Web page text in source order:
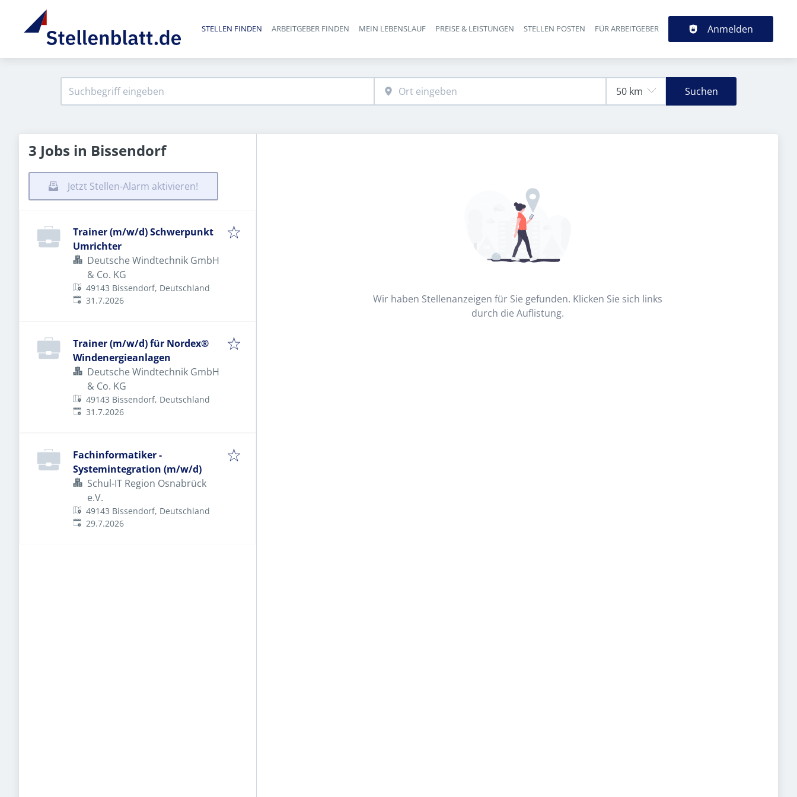
Haupt-Navigation
STELLEN FINDEN ARBEITGEBER FINDEN MEIN LEBENSLAUF PREISE & LEISTUNGEN STELLEN POSTEN FÜR ARBEITGEBER Anmelden
Suchen
3 Jobs in Bissendorf
Jetzt Stellen-Alarm aktivieren!
Trainer (m/w/d) Schwerpunkt
Umrichter
Deutsche Windtechnik GmbH
& Co. KG
49143 Bissendorf, Deutschland
Veröffentlicht
31.7.2026
Trainer (m/w/d) für Nordex®
Windenergieanlagen
Deutsche Windtechnik GmbH
& Co. KG
49143 Bissendorf, Deutschland
Veröffentlicht
31.7.2026
Fachinformatiker -
Systemintegration (m/w/d)
Schul-IT Region Osnabrück
e.V.
49143 Bissendorf, Deutschland
Veröffentlicht
29.7.2026
Wir haben Stellenanzeigen für Sie gefunden. Klicken Sie sich links
durch die Auflistung.